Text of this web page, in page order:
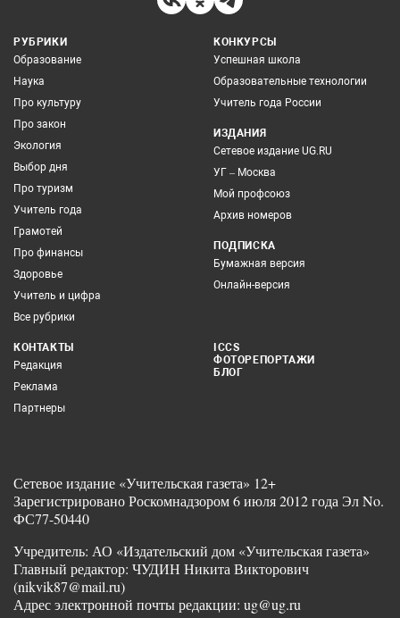
РУБРИКИ
Образование
Наука
Про культуру
Про закон
Экология
Выбор дня
Про туризм
Учитель года
Грамотей
Про финансы
Здоровье
Учитель и цифра
Все рубрики
КОНКУРСЫ
Успешная школа
Образовательные технологии
Учитель года России
ИЗДАНИЯ
Сетевое издание UG.RU
УГ – Москва
Мой профсоюз
Архив номеров
ПОДПИСКА
Бумажная версия
Онлайн-версия
КОНТАКТЫ
Редакция
Реклама
Партнеры
ICCS
ФОТОРЕПОРТАЖИ
БЛОГ
Сетевое издание «Учительская газета» 12+
Зарегистрировано Роскомнадзором 6 июля 2012 года Эл No.
ФС77-50440
Учредитель: АО «Издательский дом «Учительская газета»
Главный редактор: ЧУДИН Никита Викторович
(nikvik87@mail.ru)
Адрес электронной почты редакции: ug@ug.ru